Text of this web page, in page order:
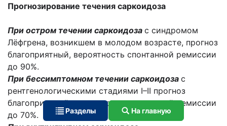
Прогнозирование течения саркоидоза
При остром течении саркоидоза с синдромом
Лёфгрена, возникшем в молодом возрасте, прогноз
благоприятный, вероятность спонтанной ремиссии
до 90%.
При бессимптомном течении саркоидоза с
рентгенологическими стадиями I–II прогноз
благоприятный, вероятность спонтанной ремиссии
до 70%.
Разделы На главную